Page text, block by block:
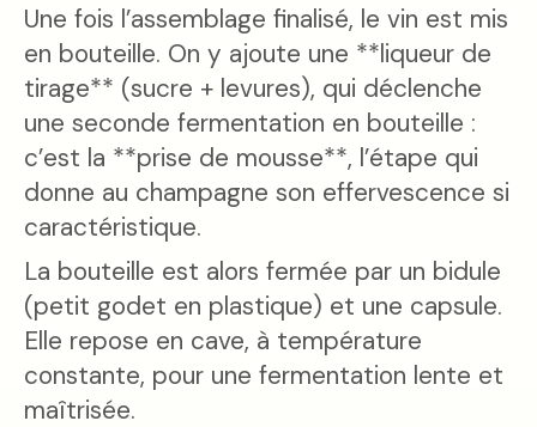
Une fois l’assemblage finalisé, le vin est mis
en bouteille. On y ajoute une **liqueur de
tirage** (sucre + levures), qui déclenche
une seconde fermentation en bouteille :
c’est la **prise de mousse**, l’étape qui
donne au champagne son effervescence si
caractéristique.
La bouteille est alors fermée par un bidule
(petit godet en plastique) et une capsule.
Elle repose en cave, à température
constante, pour une fermentation lente et
maîtrisée.